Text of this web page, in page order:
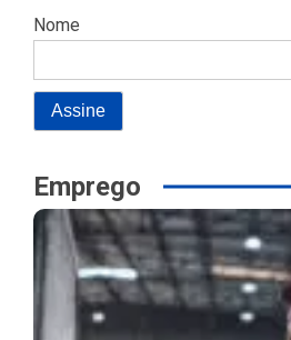
Nome
Emprego